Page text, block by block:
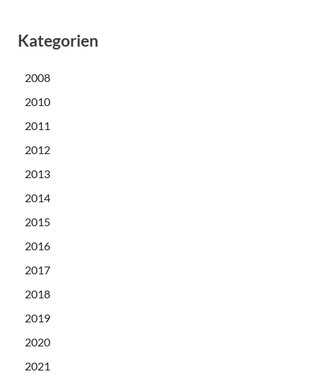
Kategorien
2008
2010
2011
2012
2013
2014
2015
2016
2017
2018
2019
2020
2021